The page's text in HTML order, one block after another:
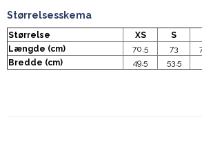
Størrelsesskema
Størrelse XS S
Længde (cm)
70,5 73
Bredde (cm)
49,5 53,5